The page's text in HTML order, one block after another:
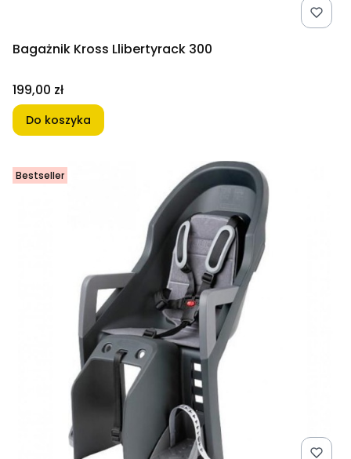
Bagażnik Kross Llibertyrack 300
Cena
199,00 zł
Do koszyka
Bestseller